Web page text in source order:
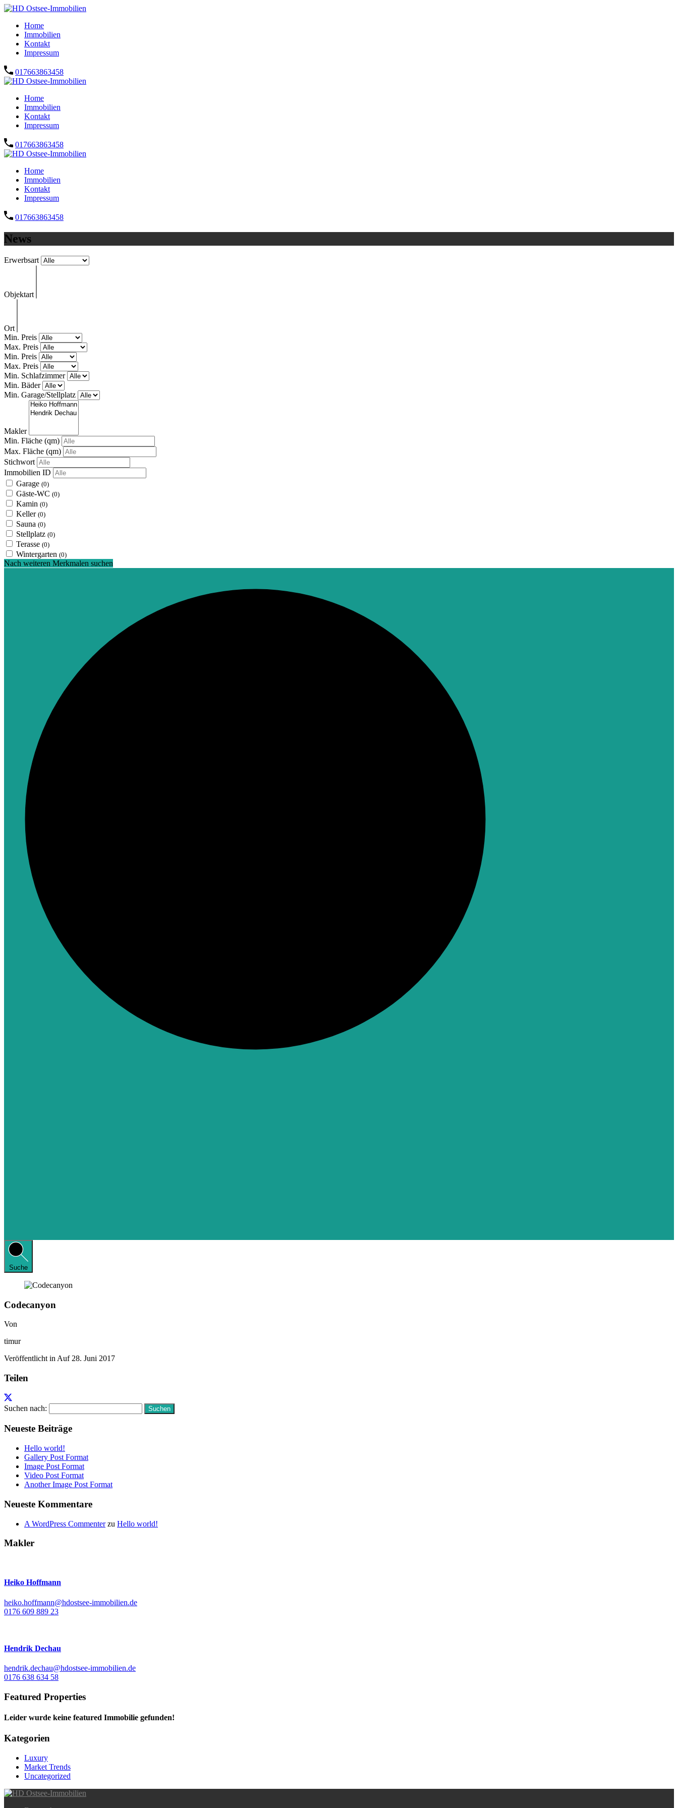
Home
Immobilien
Kontakt
Impressum
017663863458
Home
Immobilien
Kontakt
Impressum
017663863458
Home
Immobilien
Kontakt
Impressum
017663863458
News
Erwerbsart
Objektart
Ort
Min. Preis
Max. Preis
Min. Preis
Max. Preis
Min. Schlafzimmer
Min. Bäder
Min. Garage/Stellplatz
Makler
Min. Fläche (qm)
Max. Fläche (qm)
Stichwort
Immobilien ID
Garage (0)
Gäste-WC (0)
Kamin (0)
Keller (0)
Sauna (0)
Stellplatz (0)
Terasse (0)
Wintergarten (0)
Nach weiteren Merkmalen suchen
Suche
Codecanyon
Von
timur
Veröffentlicht in Auf 28. Juni 2017
Teilen
Suchen nach:
Neueste Beiträge
Hello world!
Gallery Post Format
Image Post Format
Video Post Format
Another Image Post Format
Neueste Kommentare
A WordPress Commenterzu Hello world!
Makler
Heiko Hoffmann
heiko.hoffmann@hdostsee-immobilien.de
0176 609 889 23
Hendrik Dechau
hendrik.dechau@hdostsee-immobilien.de
0176 638 634 58
Featured Properties
Leider wurde keine featured Immobilie gefunden!
Kategorien
Luxury
Market Trends
Uncategorized